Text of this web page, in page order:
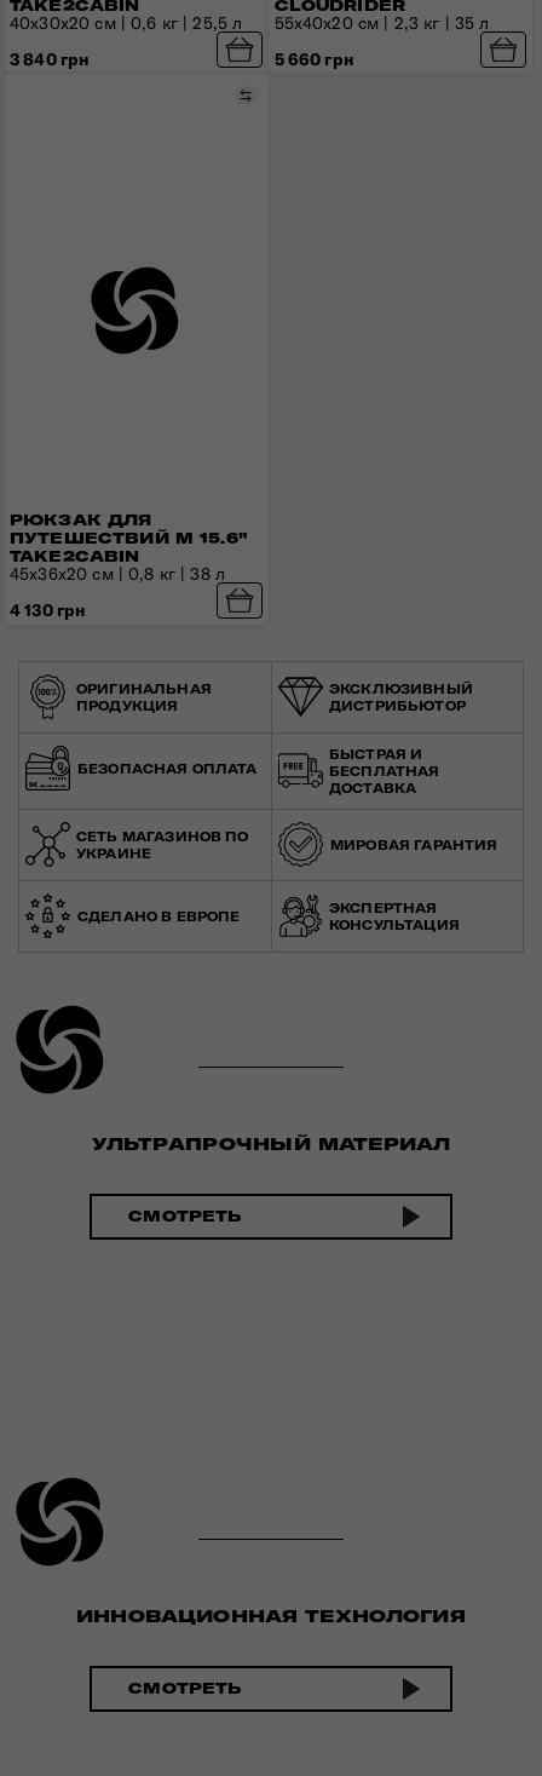
TAKE2CABIN
40x30x20 см | 0,6 кг | 25,5 л
3 840 грн
CLOUDRIDER
55x40x20 см | 2,3 кг | 35 л
5 660 грн
РЮКЗАК ДЛЯ
ПУТЕШЕСТВИЙ M 15.6"
TAKE2CABIN
Сравнить
45x36x20 см | 0,8 кг | 38 л
4 130 грн
ОРИГИНАЛЬНАЯ
ПРОДУКЦИЯ
ЭКСКЛЮЗИВНЫЙ
ДИСТРИБЬЮТОР
БЕЗОПАСНАЯ ОПЛАТА
БЫСТРАЯ И
БЕСПЛАТНАЯ
ДОСТАВКА
СЕТЬ МАГАЗИНОВ ПО
УКРАИНЕ
МИРОВАЯ ГАРАНТИЯ
СДЕЛАНО В ЕВРОПЕ
ЭКСПЕРТНАЯ
КОНСУЛЬТАЦИЯ
УЛЬТРАПРОЧНЫЙ МАТЕРИАЛ
СМОТРЕТЬ
ИННОВАЦИОННАЯ ТЕХНОЛОГИЯ
СМОТРЕТЬ